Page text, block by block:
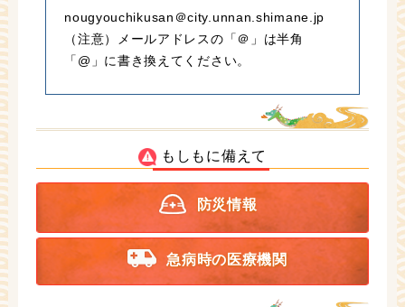
nougyouchikusan＠city.unnan.shimane.jp
（注意）メールアドレスの「＠」は半角
「@」に書き換えてください。
もしもに備えて
防災情報
急病時の医療機関